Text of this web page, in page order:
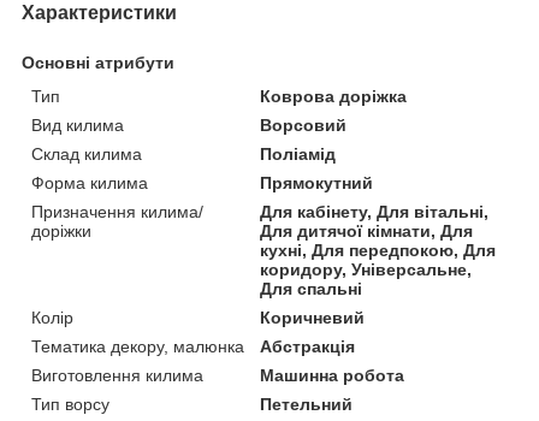
Характеристики
Основні атрибути
Тип
Коврова доріжка
Вид килима
Ворсовий
Склад килима
Поліамід
Форма килима
Прямокутний
Призначення килима/
доріжки
Для кабінету, Для вітальні,
Для дитячої кімнати, Для
кухні, Для передпокою, Для
коридору, Універсальне,
Для спальні
Колір
Коричневий
Тематика декору, малюнка
Абстракція
Виготовлення килима
Машинна робота
Тип ворсу
Петельний